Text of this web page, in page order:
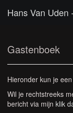
Hans Van Uden
Gastenboek
Hieronder kun je
Wil je rechtstreeks
bericht via mijn klik